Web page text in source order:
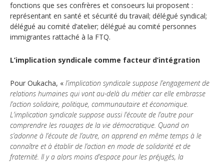
Automobile
Terminologie
Ressources terminologiques
Capsules linguistiques
Jeux et outils terminolinguistiques
Intégration linguistique
Cours de français
fonctions que ses confrères et consoeurs lui proposent :
représentant en santé et sécurité du travail; délégué syndical;
délégué au comité d’atelier; délégué au comité personnes
immigrantes rattaché à la FTQ.
L’implication syndicale comme facteur d’intégration
Pour Oukacha, « l’implication syndicale suppose l’engagement de
relations humaines qui vont au-delà du métier car elle embrasse
l’action solidaire, politique, communautaire et économique.
L’implication syndicale suppose aussi l’écoute de l’autre pour
comprendre les rouages de la vie démocratique. Quand on
s’adonne à l’écoute de l’autre, on apprend en même temps à le
connaître et à établir de l’action en mode de solidarité et de
fraternité. Il y a alors moins d’espace pour les préjugés, la